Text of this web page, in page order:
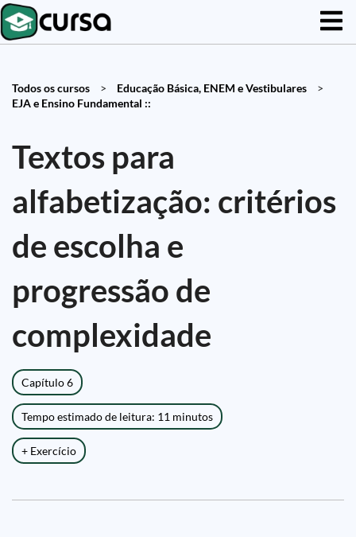
Todos os cursos > Educação Básica, ENEM e Vestibulares
>
EJA e Ensino Fundamental ::
Textos para
alfabetização: critérios
de escolha e
progressão de
complexidade
Capítulo 6
Tempo estimado de leitura: 11 minutos
+ Exercício